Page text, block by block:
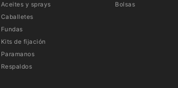
Aceites y sprays
Caballetes
Fundas
Kits de fijación
Paramanos
Respaldos
Bolsas